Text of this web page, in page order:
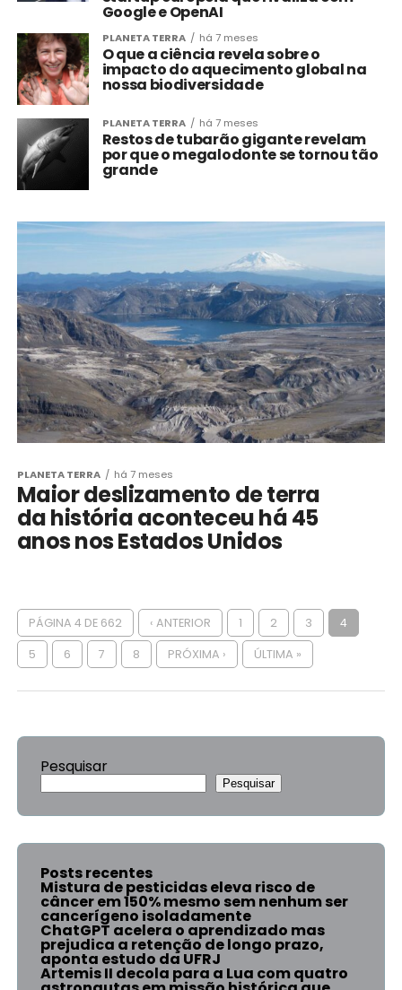
Google e OpenAI
PLANETA TERRA há 7 meses
O que a ciência revela sobre o
impacto do aquecimento global na
nossa biodiversidade
PLANETA TERRA há 7 meses
Restos de tubarão gigante revelam
por que o megalodonte se tornou tão
grande
PLANETA TERRA há 7 meses
Maior deslizamento de terra
da história aconteceu há 45
anos nos Estados Unidos
PÁGINA 4 DE 662 ‹ ANTERIOR 1 2 3 4
5 6 7 8 PRÓXIMA › ÚLTIMA »
Pesquisar
Pesquisar
Posts recentes
Mistura de pesticidas eleva risco de
câncer em 150% mesmo sem nenhum ser
cancerígeno isoladamente
ChatGPT acelera o aprendizado mas
prejudica a retenção de longo prazo,
aponta estudo da UFRJ
Artemis II decola para a Lua com quatro